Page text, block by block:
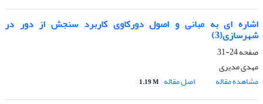
اشاره ای به مبانی و اصول دورکاوی کاربرد سنجش از دور در
شهرسازی(3)
صفحه24-31
مهدی مدیری
مشاهده مقاله
اصل مقاله 1.19 M